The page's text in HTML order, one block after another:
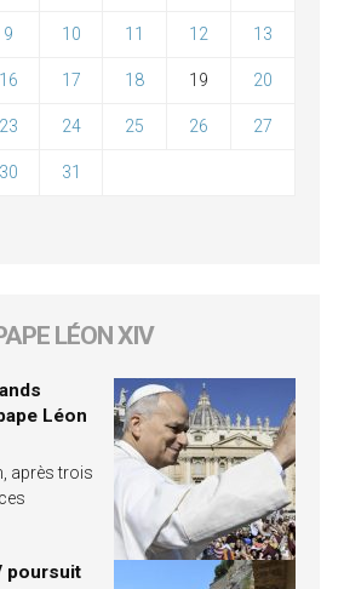
9 10 11 12 13
16 17 18 19 20
23 24 25 26 27
30 31
LÉON XIV
Léon
après trois
poursuit